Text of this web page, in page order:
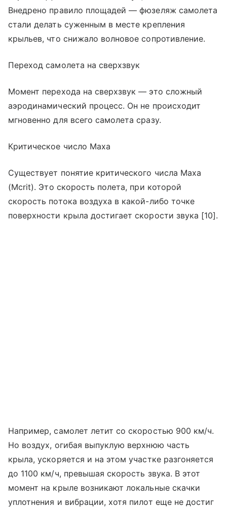
Внедрено правило площадей — фюзеляж самолета
стали делать суженным в месте крепления
крыльев, что снижало волновое сопротивление.
Переход самолета на сверхзвук
Момент перехода на сверхзвук — это сложный
аэродинамический процесс. Он не происходит
мгновенно для всего самолета сразу.
Критическое число Маха
Существует понятие критического числа Маха
(Mcrit). Это скорость полета, при которой
скорость потока воздуха в какой-либо точке
поверхности крыла достигает скорости звука [10].
Например, самолет летит со скоростью 900 км/ч.
Но воздух, огибая выпуклую верхнюю часть
крыла, ускоряется и на этом участке разгоняется
до 1100 км/ч, превышая скорость звука. В этот
момент на крыле возникают локальные скачки
уплотнения и вибрации, хотя пилот еще не достиг